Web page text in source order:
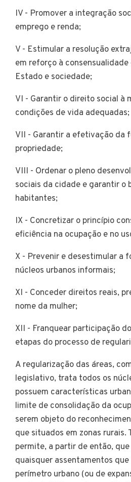
IV - Promover a integração
emprego e renda;
V - Estimular a resolução
em reforço à
Estado e sociedade;
VI - Garantir o direito social à
condições de vida adequadas;
VII - Garantir a efetivação da
propriedade;
VIII - Ordenar o pleno
sociais da cidade e garantir o
habitantes;
IX - Concretizar o princípio
eficiência na ocupação e no
X - Prevenir e desestimular a
núcleos urbanos informais;
XI - Conceder direitos reais,
nome da mulher;
XII - Franquear participação
etapas do processo de
A regularização das áreas,
legislativo, trata todos os
possuem características
limite de consolidação da
serem objeto do
que situados em zonas rurais.
permite, a partir de então,
quaisquer assentamentos
perímetro urbano (ou de